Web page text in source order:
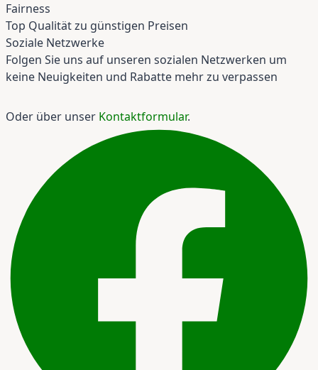
Fairness
Top Qualität zu günstigen Preisen
Soziale Netzwerke
Folgen Sie uns auf unseren sozialen Netzwerken um
keine Neuigkeiten und Rabatte mehr zu verpassen
Oder über unser Kontaktformular.